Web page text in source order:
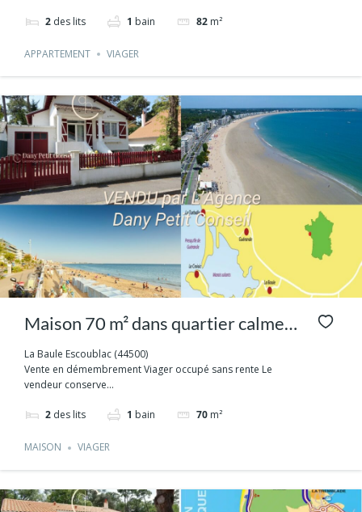
2 des lits 1 bain 82 m²
APPARTEMENT VIAGER
Maison 70 m² dans quartier calme –
750 m de la plage La Baule
Escoublac
La Baule Escoublac (44500)
Vente en démembrement Viager occupé sans rente Le
vendeur conserve...
2 des lits 1 bain 70 m²
MAISON VIAGER